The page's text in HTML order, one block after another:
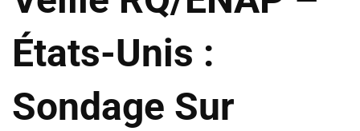
États-Unis :
Sondage Sur